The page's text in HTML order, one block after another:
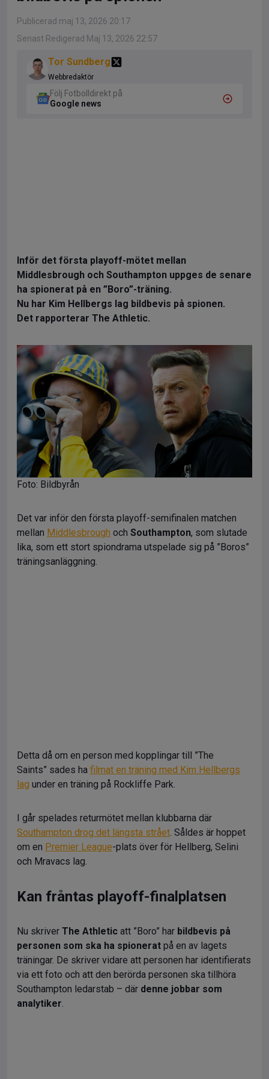
Publicerad maj 13, 2026 20:17
Senast Redigerad Maj 13, 2026 22:57
Tor Sundberg
Webbredaktör
Följ Fotbolldirekt på
Google news
Inför det första playoff-mötet mellan
Middlesbrough och Southampton uppges de senare
ha spionerat på en ”Boro”-träning.
Nu har Kim Hellbergs lag bildbevis på spionen.
Det rapporterar The Athletic.
Foto: Bildbyrån
Det var inför den första playoff-semifinalen matchen
mellan Middlesbrough och Southampton, som slutade
lika, som ett stort spiondrama utspelade sig på ”Boros”
träningsanläggning.
Detta då om en person med kopplingar till ”The
Saints” sades ha filmat en träning med Kim Hellbergs
lag under en träning på Rockliffe Park.
I går spelades returmötet mellan klubbarna där
Southampton drog det längsta strået. Såldes är hoppet
om en Premier League-plats över för Hellberg, Selini
och Mravacs lag.
Kan fråntas playoff-finalplatsen
Nu skriver The Athletic att ”Boro” har bildbevis på
personen som ska ha spionerat på en av lagets
träningar. De skriver vidare att personen har identifierats
via ett foto och att den berörda personen ska tillhöra
Southampton ledarstab – där denne jobbar som
analytiker.